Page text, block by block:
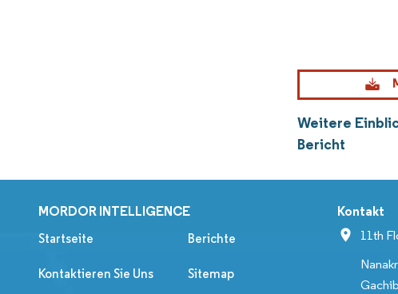
Weitere
Bericht
MORDOR INTELLIGENCE
Startseite Berichte
Kontaktieren Sie Uns Sitemap
Kontakt
11th